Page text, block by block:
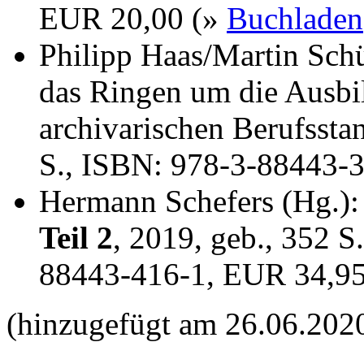
EUR 20,00 (» Buchladen
Philipp Haas/Martin
das Ringen um die
archivarischen
S., ISBN: 978-3-
Hermann Schefers
Teil 2, 2019, geb., 352
88443-416-1, EUR
(hinzugefügt am